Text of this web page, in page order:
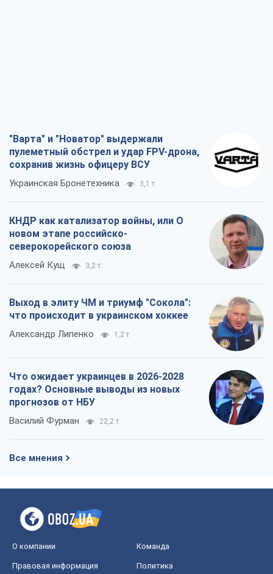
"Варта" и "Новатор" выдержали
пулеметный обстрел и удар FPV-дрона,
сохранив жизнь офицеру ВСУ
Украинская Бронетехника 3,1 т.
КНДР как катализатор войны, или О
новом этапе российско-
северокорейского союза
Алексей Кущ 3,2 т.
Выход в элиту ЧМ и триумф "Сокола":
что происходит в украинском хоккее
Александр Липенко 1,2 т.
Что ожидает украинцев в 2026-2028
годах? Основные выводы из новых
прогнозов от НБУ
Василий Фурман 22,2 т.
Все мнения
О компании Команда
Правовая информация
Политика